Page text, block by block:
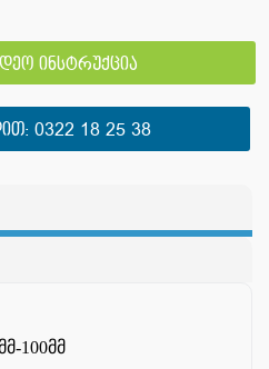
ინსტრუქცია
0322 18 25 38
100მმ